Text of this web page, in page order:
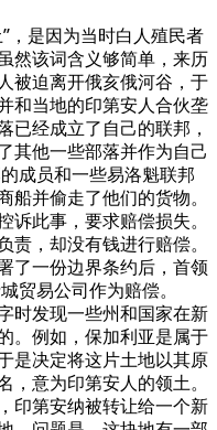
，是因为当时白人殖民者
然该词含义够简单，来历
被迫离开俄亥俄河谷，于
和当地的印第安人合伙垄
已经成立了自己的联邦，
其他一些部落并作为自己
成员和一些易洛魁联邦
船并偷走了他们的货物。
诉此事，要求赔偿损失。
责，却没有钱进行赔偿。
了一份边界条约后，首领
贸易公司作为赔偿。
时发现一些州和国家在新
。例如，保加利亚是属于
是决定将这片土地以其原
，意为印第安人的领土。
印第安纳被转让给一个新